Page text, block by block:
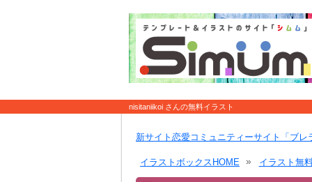
nisitaniikoi さんの無料イラスト
新サイト恋愛コミュニティーサイト「ブレ
イラストボックスHOME イラスト無